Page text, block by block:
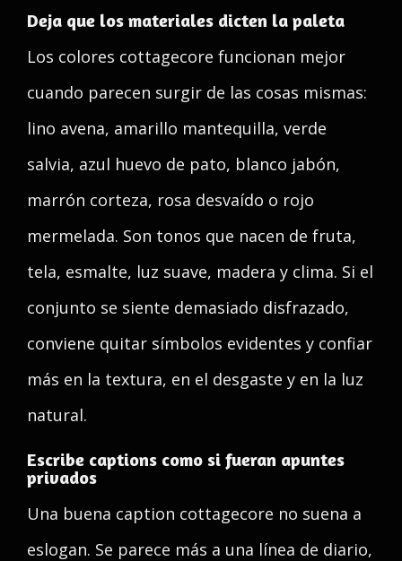
Deja que los materiales dicten la paleta
Los colores cottagecore funcionan mejor
cuando parecen surgir de las cosas mismas:
lino avena, amarillo mantequilla, verde
salvia, azul huevo de pato, blanco jabón,
marrón corteza, rosa desvaído o rojo
mermelada. Son tonos que nacen de fruta,
tela, esmalte, luz suave, madera y clima. Si el
conjunto se siente demasiado disfrazado,
conviene quitar símbolos evidentes y confiar
más en la textura, en el desgaste y en la luz
natural.
Escribe captions como si fueran apuntes
privados
Una buena caption cottagecore no suena a
eslogan. Se parece más a una línea de diario,